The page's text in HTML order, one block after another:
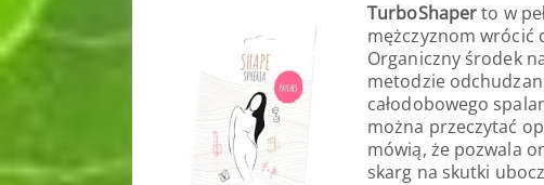
TurboShaperto w
mężczyznom wrócić
Organiczny środek
metodzie
całodobowego
można przeczytać
mówią, że pozwala
skarg na skutki